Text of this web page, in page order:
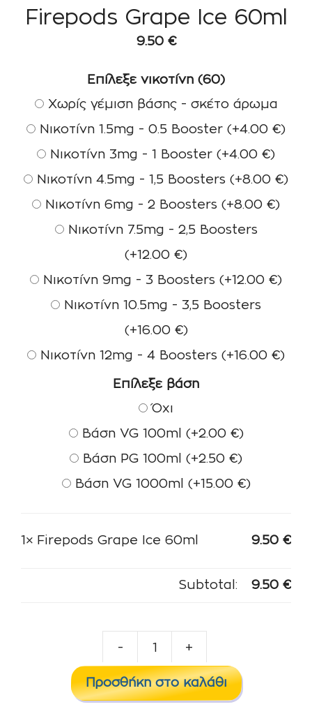
Firepods Grape Ice 60ml
9.50 €
Επίλεξε νικοτίνη (60)
Χωρίς γέμιση βάσης - σκέτο άρωμα
Νικοτίνη 1.5mg - 0.5 Booster (+4.00 €)
Νικοτίνη 3mg - 1 Booster (+4.00 €)
Νικοτίνη 4.5mg - 1,5 Boosters (+8.00 €)
Νικοτίνη 6mg - 2 Boosters (+8.00 €)
Νικοτίνη 7.5mg - 2,5 Boosters
(+12.00 €)
Νικοτίνη 9mg - 3 Boosters (+12.00 €)
Νικοτίνη 10.5mg - 3,5 Boosters
(+16.00 €)
Νικοτίνη 12mg - 4 Boosters (+16.00 €)
Επίλεξε βάση
Όχι
Βάση VG 100ml (+2.00 €)
Βάση PG 100ml (+2.50 €)
Βάση VG 1000ml (+15.00 €)
1× Firepods Grape Ice 60ml 9.50 €
Subtotal: 9.50 €
-
Grape
+
Προσθήκη στο καλάθι